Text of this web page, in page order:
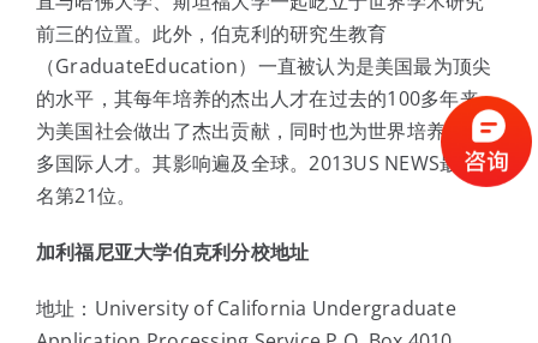
前三的位置。此外，伯克利的研究生教育
（GraduateEducation）一直被认为是美国最为顶尖
的水平，其每年培养的杰出人才在过去的100多年来，
为美国社会做出了杰出贡献，同时也为世界培养了很
多国际人才。其影响遍及全球。2013US NEWS最新排
名第21位。
加利福尼亚大学伯克利分校地址
地址：University of California Undergraduate